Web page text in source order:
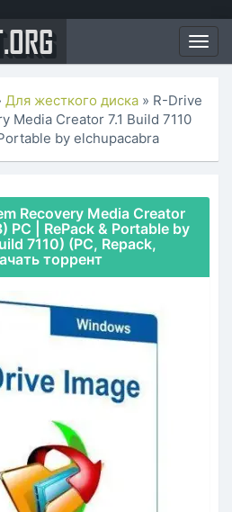
Для жесткого диска » R-Drive
Media Creator 7.1 Build 7110
by elchupacabra
Recovery Media Creator
PC | RePack & Portable by
7110) (PC, Repack,
торрент